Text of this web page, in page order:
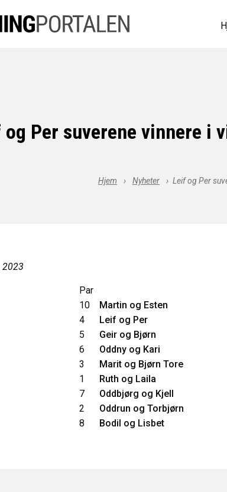
og Per suverene vinnere i
Hjem › Nyheter › Leif og Per
2023
Par
10
Martin og Esten
4
Leif og Per
5
Geir og Bjørn
6
Oddny og Kari
3
Marit og Bjørn Tore
1
Ruth og Laila
7
Oddbjørg og Kjell
2
Oddrun og Torbjørn
8
Bodil og Lisbet